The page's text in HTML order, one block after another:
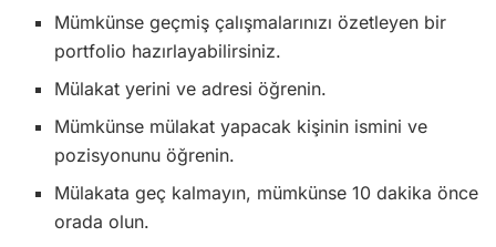
Mümkünse geçmiş çalışmalarınızı özetleyen bir
portfolio hazırlayabilirsiniz.
Mülakat yerini ve adresi öğrenin.
Mümkünse mülakat yapacak kişinin ismini ve
pozisyonunu öğrenin.
Mülakata geç kalmayın, mümkünse 10 dakika önce
orada olun.